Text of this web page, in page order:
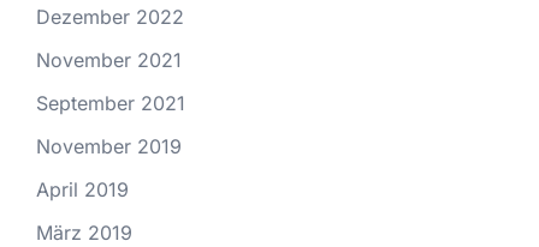
Dezember 2022
November 2021
September 2021
November 2019
April 2019
März 2019